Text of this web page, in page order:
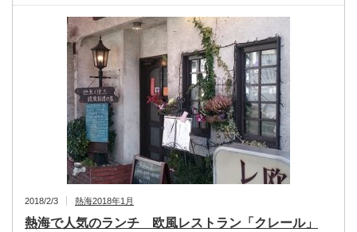
2018/2/3 熱海2018年1月
熱海で人気のランチ 欧風レストラン「クレール」